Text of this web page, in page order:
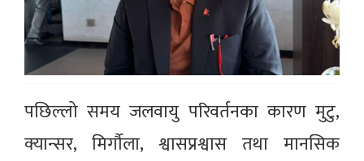
पछिल्लो समय जलवायु परिवर्तनका कारण मुटु,
क्यान्सर, मिर्गाैला, श्वासप्रश्वास तथा मानसिक